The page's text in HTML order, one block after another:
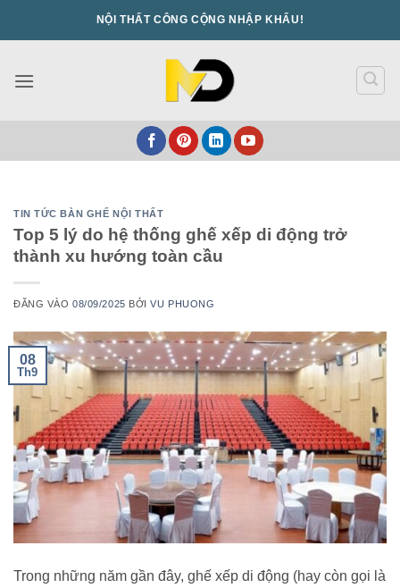
dung
NỘI THẤT CÔNG CỘNG NHẬP KHẨU!
TIN TỨC BÀN GHẾ NỘI THẤT
Top 5 lý do hệ thống ghế xếp di động trở
thành xu hướng toàn cầu
ĐĂNG VÀO08/09/2025 BỞIVU PHUONG
08
Th9
Trong những năm gần đây, ghế xếp di động (hay còn gọi là